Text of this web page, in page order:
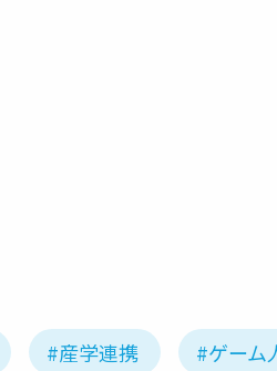
#産学連携 #ゲーム